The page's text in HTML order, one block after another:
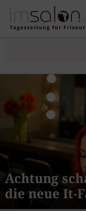
Achtung
die neue It-